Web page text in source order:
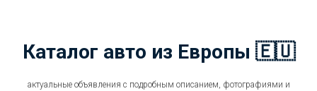
Каталог авто из Европы 🇪🇺
актуальные объявления с подробным описанием, фотографиями и